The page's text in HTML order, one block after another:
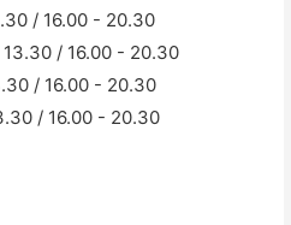
/ 16.00 - 20.30
/ 16.00 - 20.30
/ 16.00 - 20.30
/ 16.00 - 20.30